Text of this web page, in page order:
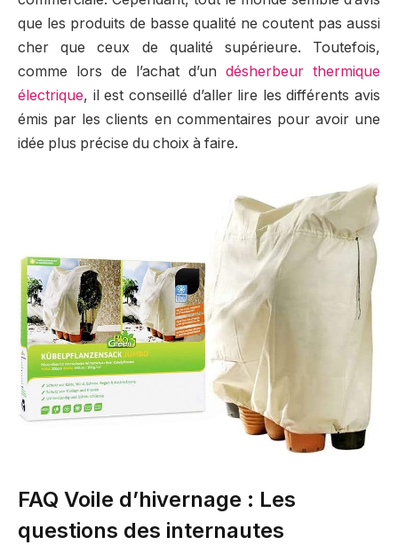
que les produits de basse qualité ne coutent pas aussi
cher que ceux de qualité supérieure. Toutefois,
comme lors de l’achat d’un désherbeur thermique
électrique, il est conseillé d’aller lire les différents avis
émis par les clients en commentaires pour avoir une
idée plus précise du choix à faire.
FAQ Voile d’hivernage : Les
questions des internautes